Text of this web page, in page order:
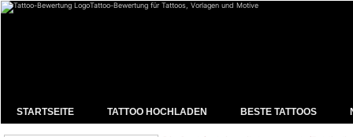
Tattoo-Bewertung für Tattoos, Vorlagen und Motive
STARTSEITE TATTOO HOCHLADEN BESTE TATTOOS